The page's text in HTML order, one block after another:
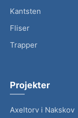
Kantsten
Fliser
Trapper
Projekter
Axeltorv i Nakskov